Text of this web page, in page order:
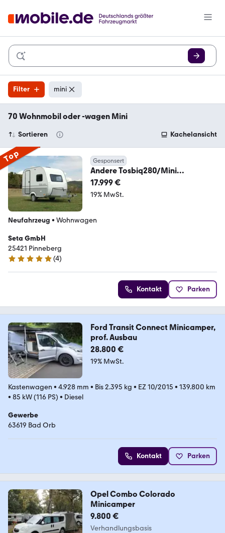
Filter mini
70 Wohnmobil oder -wagen Mini
Sortieren Kachelansicht
Top Gesponsert
Andere Tosbiq280/Mini
Wowa/Solar/Heizung/Markise/V
oll
17.999 €
19% MwSt.
Neufahrzeug • Wohnwagen
Seta GmbH
25421 Pinneberg
5 Sterne
(4)
Kontakt Parken
Ford Transit Connect Minicamper,
prof. Ausbau
28.800 €
19% MwSt.
Kastenwagen • 4.928 mm • Bis 2.395 kg • EZ 10/2015 • 139.800 km
• 85 kW (116 PS) • Diesel
Gewerbe
63619 Bad Orb
Kontakt Parken
Opel Combo Colorado
Minicamper
9.800 €
Verhandlungsbasis